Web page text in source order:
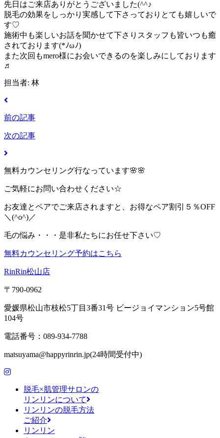
先日はご来店ありがとうございました(^^♪
脱毛の効果をしっかり実感して下さっておりとても嬉しいで
す♡
施術中も楽しいお話を聞かせて下さりスタッフも皆いつも癒
されております(*ﾉωﾉ)
また次回もmero様にお会いできるのを楽しみにしております
♬
担当者: 林
前の記事
次の記事
無料カウンセリング行なっています🌸🌸
ご気軽にお問い合わせください☆
お友達とペアでご来店されますと、お得なペア割引５％OFF
＼(^o^)／
毛の悩み・・・是非私たちにお任せ下さい♡
無料カウンセリング予約はこちら
RinRin松山店
〒790-0962
愛媛県松山市枝松5丁目3番31号 ビージョイマンション5号館
104号
電話番号：089-934-7788
matsuyama@happyrinrin.jp(24時間受付中)
脱毛×肌管理サロンの
リンリンについて
リンリンの脱毛方法
ご紹介
リンリン